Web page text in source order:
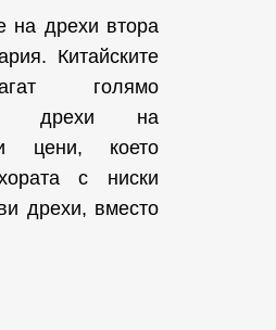
на дрехи втора
Китайските
голямо
дрехи на
цени, което
с ниски
дрехи, вместо